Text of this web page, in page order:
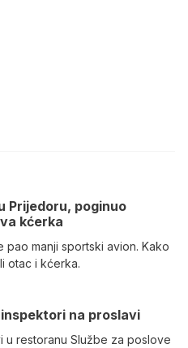
Prijedoru, poginuo
kćerka
manji sportski avion. Kako
otac i kćerka.
na proslavi
restoranu Službe za poslove